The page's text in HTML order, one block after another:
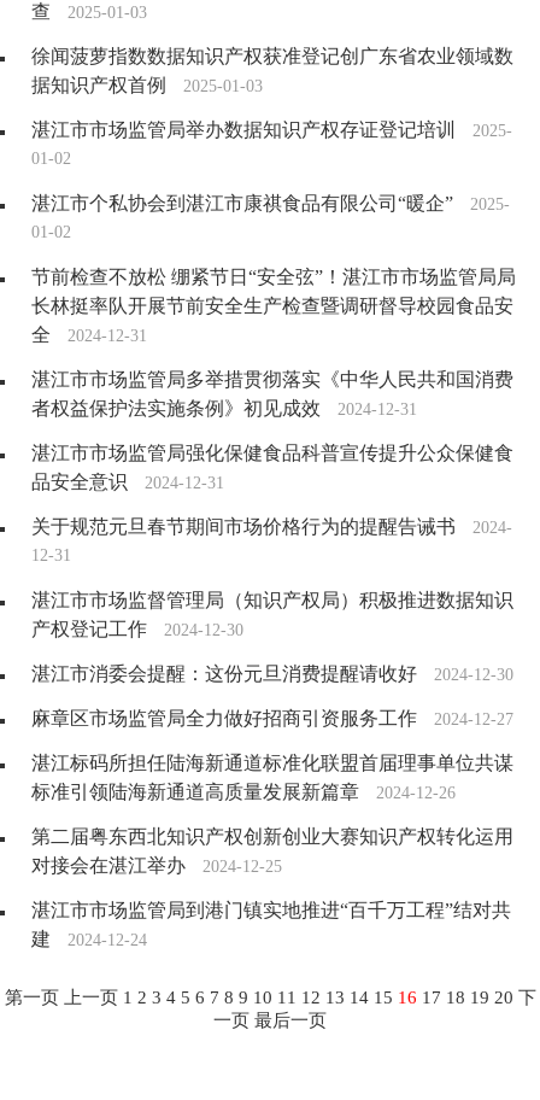
查
2025-01-03
徐闻菠萝指数数据知识产权获准登记创广东省农业领域数
据知识产权首例
2025-01-03
湛江市市场监管局举办数据知识产权存证登记培训 2025-
01-02
湛江市个私协会到湛江市康祺食品有限公司“暖企” 2025-
01-02
节前检查不放松 绷紧节日“安全弦”！湛江市市场监管局局
长林挺率队开展节前安全生产检查暨调研督导校园食品安
全
2024-12-31
湛江市市场监管局多举措贯彻落实《中华人民共和国消费
者权益保护法实施条例》初见成效
2024-12-31
湛江市市场监管局强化保健食品科普宣传提升公众保健食
品安全意识
2024-12-31
关于规范元旦春节期间市场价格行为的提醒告诫书 2024-
12-31
湛江市市场监督管理局（知识产权局）积极推进数据知识
产权登记工作
2024-12-30
湛江市消委会提醒：这份元旦消费提醒请收好 2024-12-30
麻章区市场监管局全力做好招商引资服务工作 2024-12-27
湛江标码所担任陆海新通道标准化联盟首届理事单位共谋
标准引领陆海新通道高质量发展新篇章
2024-12-26
第二届粤东西北知识产权创新创业大赛知识产权转化运用
对接会在湛江举办
2024-12-25
湛江市市场监管局到港门镇实地推进“百千万工程”结对共
建
2024-12-24
第一页 上一页 1 2 3 4 5 6 7 8 9 10 11 12 13 14 15 16 17 18 19 20 下
一页 最后一页